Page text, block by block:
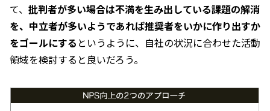
て、 批判者が多い場合は不満を生み出している課題の解消
を、中立者が多いようであれば推奨者をいかに作り出すか
をゴールにする というように、自社の状況に合わせた活動
領域を検討すると良いだろう。